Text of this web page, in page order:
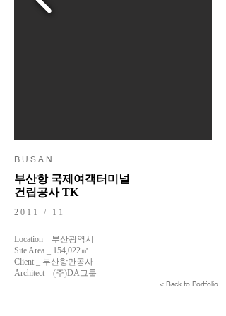
B U S A N
부산항 국제여객터미널
건립공사 TK
2011 / 11
Location _ 부산광역시
Site Area _ 154,022㎡
Client _ 부산항만공사
Architect _ (주)DA그룹
< Back to Portfolio